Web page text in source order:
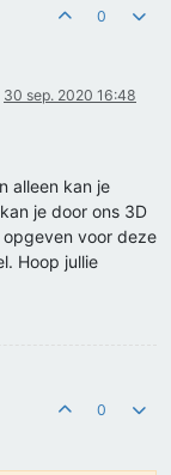
0
30 sep. 2020 16:48
alleen kan je
je door ons 3D
voor deze
Hoop jullie
0